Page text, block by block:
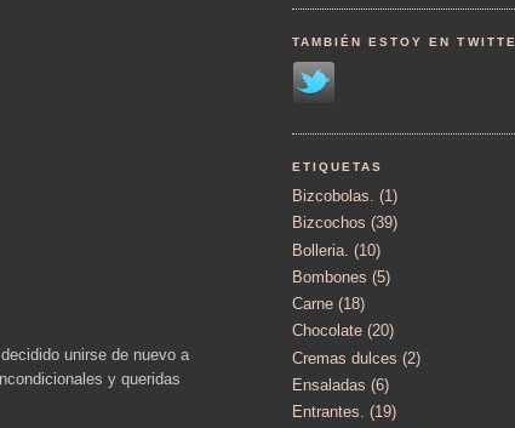
unirse de nuevo a
y queridas
TAMBIÉN ESTOY EN
ETIQUETAS
Bizcobolas. (1)
Bizcochos (39)
Bolleria. (10)
Bombones (5)
Carne (18)
Chocolate (20)
Cremas dulces (2)
Ensaladas (6)
Entrantes. (19)